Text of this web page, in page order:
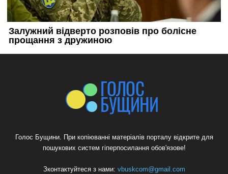
Голос Бущини. При копіюванні матеріалів порталу відкрите для
пошукових систем гіперпосилання обов'язове!
Зконтактуйтеся з нами: vbuskcom@gmail.com